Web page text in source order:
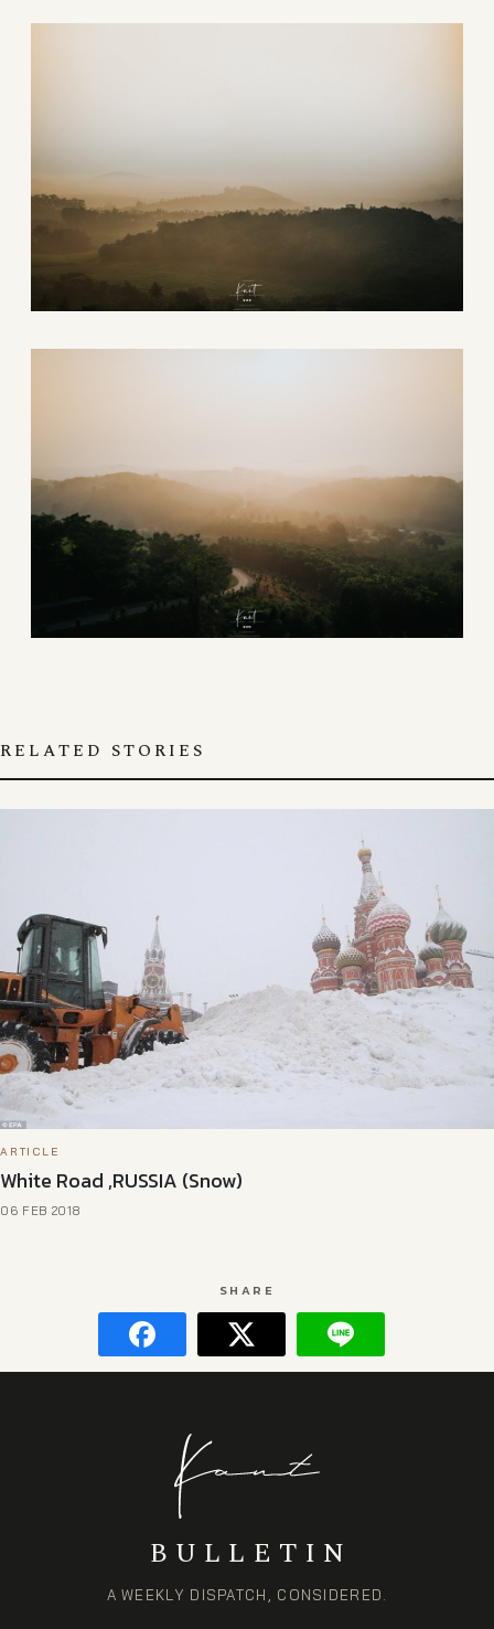
RELATED STORIES
ARTICLE
White Road ,RUSSIA (Snow)
06 FEB 2018
SHARE
BULLETIN
A WEEKLY DISPATCH, CONSIDERED.